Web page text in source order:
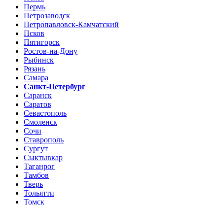
Пермь
Петрозаводск
Петропавловск-Камчатский
Псков
Пятигорск
Ростов-на-Дону
Рыбинск
Рязань
Самара
Санкт-Петербург
Саранск
Саратов
Севастополь
Смоленск
Сочи
Ставрополь
Сургут
Сыктывкар
Таганрог
Тамбов
Тверь
Тольятти
Томск